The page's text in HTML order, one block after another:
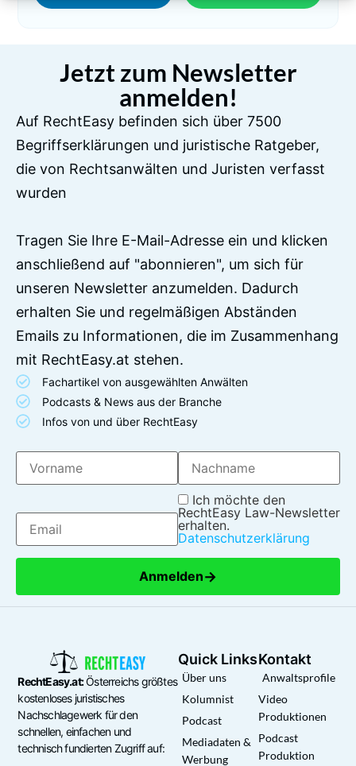
Jetzt zum Newsletter
anmelden!
Auf RechtEasy befinden sich über 7500
Begriffserklärungen und juristische Ratgeber,
die von Rechtsanwälten und Juristen verfasst
wurden
Tragen Sie Ihre E-Mail-Adresse ein und klicken
anschließend auf "abonnieren", um sich für
unseren Newsletter anzumelden. Dadurch
erhalten Sie und regelmäßigen Abständen
Emails zu Informationen, die im Zusammenhang
mit RechtEasy.at stehen.
Fachartikel von ausgewählten Anwälten
Podcasts & News aus der Branche
Infos von und über RechtEasy
Ich möchte den
RechtEasy Law-Newsletter
erhalten.
Datenschutzerklärung
Anmelden→
RechtEasy.at:Österreichs größtes
kostenloses juristisches
Nachschlagewerk für den
schnellen, einfachen und
technisch fundierten Zugriff auf:
Quick Links
Über uns
Kolumnist
Podcast
Mediadaten &
Werbung
Kontakt
Anwaltsprofile
Video
Produktionen
Podcast
Produktion